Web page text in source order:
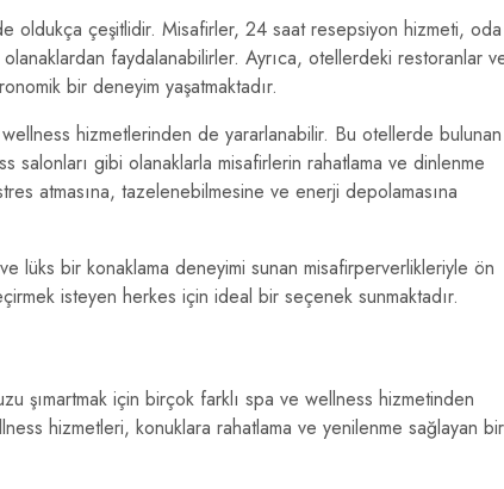
oldukça çeşitlidir. Misafirler, 24 saat resepsiyon hizmeti, oda
faydalanabilirler. Ayrıca, otellerdeki restoranlar
bir deneyim yaşatmaktadır.
hizmetlerinden de yararlanabilir. Bu otellerde bulunan
salonları gibi olanaklarla misafirlerin rahatlama ve dinlenme
atmasına, tazelenebilmesine ve enerji depolamasına
lüks bir konaklama deneyimi sunan misafirperverlikleriyle ön
isteyen herkes için ideal bir seçenek sunmaktadır.
şımartmak için birçok farklı spa ve wellness hizmetinden
hizmetleri, konuklara rahatlama ve yenilenme sağlayan bir